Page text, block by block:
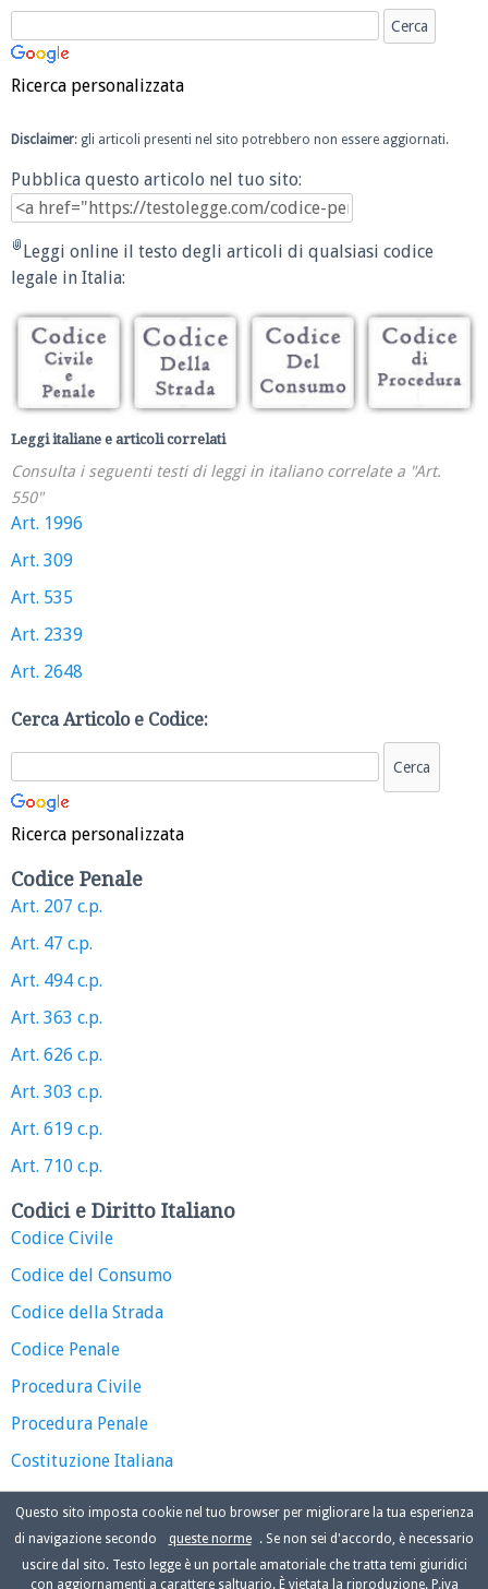
Ricerca personalizzata
Disclaimer: gli articoli presenti nel sito potrebbero non essere aggiornati.
Pubblica questo articolo nel tuo sito:
Leggi online il testo degli articoli di qualsiasi codice
legale in Italia:
Leggi italiane e articoli correlati
Consulta i seguenti testi di leggi in italiano correlate a "Art.
550"
Art. 1996
Art. 309
Art. 535
Art. 2339
Art. 2648
Cerca Articolo e Codice:
Ricerca personalizzata
Codice Penale
Art. 207 c.p.
Art. 47 c.p.
Art. 494 c.p.
Art. 363 c.p.
Art. 626 c.p.
Art. 303 c.p.
Art. 619 c.p.
Art. 710 c.p.
Codici e Diritto Italiano
Codice Civile
Codice del Consumo
Codice della Strada
Codice Penale
Procedura Civile
Procedura Penale
Costituzione Italiana
Questo sito imposta cookie nel tuo browser per migliorare la tua esperienza
di navigazione secondo
queste norme
. Se non sei d'accordo, è necessario
uscire dal sito. Testo legge è un portale amatoriale che tratta temi giuridici
con aggiornamenti a carattere saltuario. È vietata la riproduzione. P.iva